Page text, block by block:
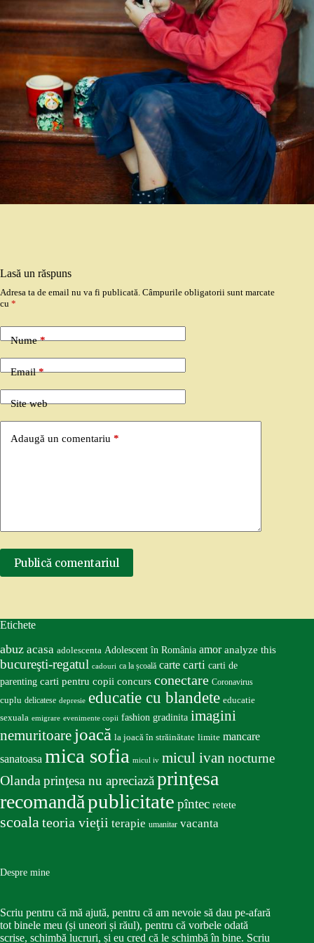
Lasă un răspuns
Adresa ta de email nu va fi publicată. Câmpurile obligatorii sunt marcate
cu *
Nume*
Email*
Site web
Adaugă un comentariu *
Publică comentariul
Etichete
abuz acasa adolescenta Adolescent în România amor analyze this
bucureşti-regatul cadouri ca la școală carte carti carti de
parenting carti pentru copii concurs conectare Coronavirus
cuplu delicatese depresie educatie cu blandete educatie
sexuala emigrare evenimente copii fashion gradinita imagini
nemuritoare joacă la joacă în străinătate limite mancare
sanatoasa mica sofia micul iv micul ivan nocturne
Olandaprinţesa nu apreciazăprinţesa
recomandăpublicitate pîntec retete
scoalateoria vieţii terapie umanitar vacanta
Despre mine
Scriu pentru că mă ajută, pentru că am nevoie să dau pe-afară
tot binele meu (și uneori și răul), pentru că vorbele odată
scrise, schimbă lucruri, și eu cred că le schimbă în bine. Scriu